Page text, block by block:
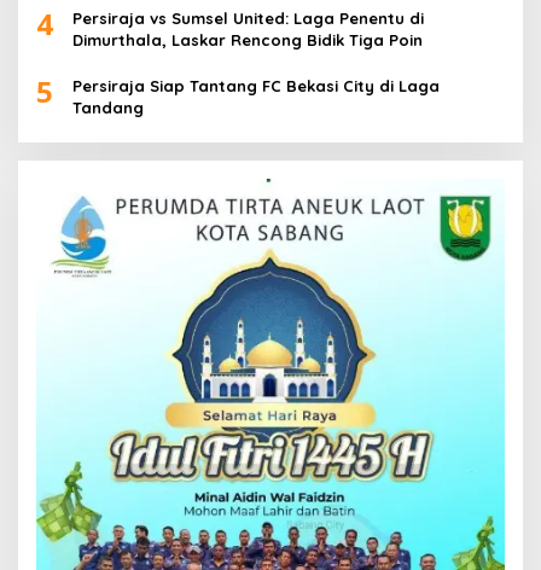
4
Persiraja vs Sumsel United: Laga Penentu di
Dimurthala, Laskar Rencong Bidik Tiga Poin
5
Persiraja Siap Tantang FC Bekasi City di Laga
Tandang